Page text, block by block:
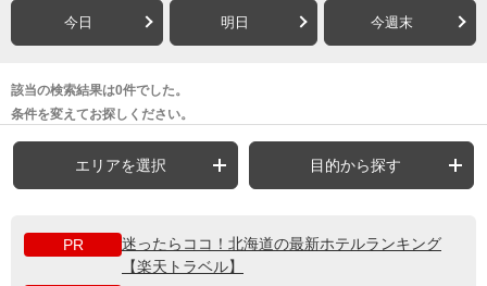
今日 明日 今週末
該当の検索結果は0件でした。
条件を変えてお探しください。
エリアを選択 目的から探す
PR
迷ったらココ！北海道の最新ホテルランキング
【楽天トラベル】